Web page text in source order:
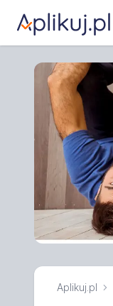
Aplikuj.pl